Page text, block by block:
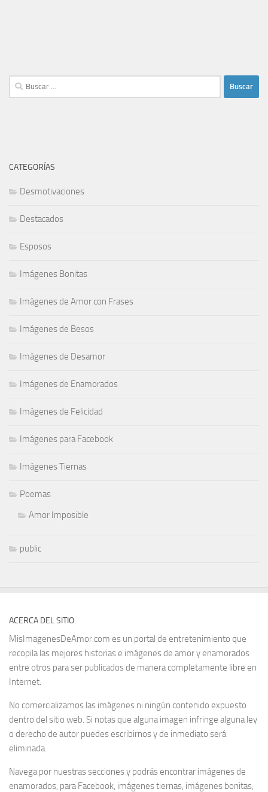
Buscar:
CATEGORÍAS
Desmotivaciones
Destacados
Esposos
Imágenes Bonitas
Imágenes de Amor con Frases
Imágenes de Besos
Imágenes de Desamor
Imágenes de Enamorados
Imágenes de Felicidad
Imágenes para Facebook
Imágenes Tiernas
Poemas
Amor Imposible
public
ACERCA DEL SITIO:
MisImagenesDeAmor.com es un portal de entretenimiento que
recopila las mejores historias e imágenes de amor y enamorados
entre otros para ser publicados de manera completamente libre en
Internet.
No comercializamos las imágenes ni ningún contenido expuesto
dentro del sitio web. Si notas que alguna imagen infringe alguna ley
o derecho de autor puedes escribirnos y de inmediato será
eliminada.
Navega por nuestras secciones y podrás encontrar imágenes de
enamorados, para Facebook, imágenes tiernas, imágenes bonitas,